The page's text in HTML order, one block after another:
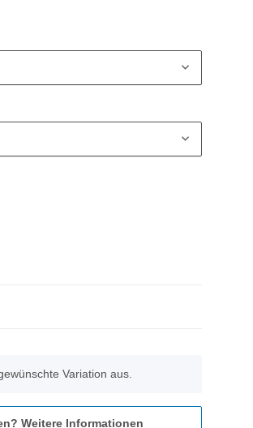
Variation aus.
Weitere Informationen